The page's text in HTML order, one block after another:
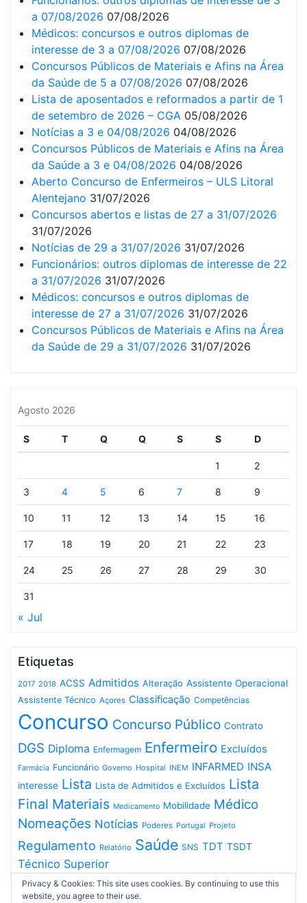
a 07/08/2026 07/08/2026
Médicos: concursos e outros diplomas de
interesse de 3 a 07/08/2026 07/08/2026
Concursos Públicos de Materiais e Afins na Área
da Saúde de 5 a 07/08/2026 07/08/2026
Lista de aposentados e reformados a partir de 1
de setembro de 2026 – CGA 05/08/2026
Notícias a 3 e 04/08/2026 04/08/2026
Concursos Públicos de Materiais e Afins na Área
da Saúde a 3 e 04/08/2026 04/08/2026
Aberto Concurso de Enfermeiros – ULS Litoral
Alentejano 31/07/2026
Concursos abertos e listas de 27 a 31/07/2026
31/07/2026
Notícias de 29 a 31/07/2026 31/07/2026
Funcionários: outros diplomas de interesse de 22
a 31/07/2026 31/07/2026
Médicos: concursos e outros diplomas de
interesse de 27 a 31/07/2026 31/07/2026
Concursos Públicos de Materiais e Afins na Área
da Saúde de 29 a 31/07/2026 31/07/2026
Agosto 2026
S T Q Q S S D
1 2
3 4 5 6 7 8 9
10 11 12 13 14 15 16
17 18 19 20 21 22 23
24 25 26 27 28 29 30
31
« Jul
Etiquetas
2017 2018 ACSS Admitidos Alteração Assistente Operacional
Assistente Técnico Açores Classificação Competências
Concurso Concurso Público Contrato
DGS Diploma Enfermagem Enfermeiro Excluídos
Farmácia Funcionário Governo Hospital INEM INFARMED INSA
interesse Lista Lista de Admitidos e Excluídos Lista
Final Materiais Medicamento Mobilidade Médico
Nomeações Notícias Poderes Portugal Projeto
Regulamento Relatório Saúde SNS TDT TSDT
Técnico Superior
Privacy & Cookies: This site uses cookies. By continuing to use this
website, you agree to their use.